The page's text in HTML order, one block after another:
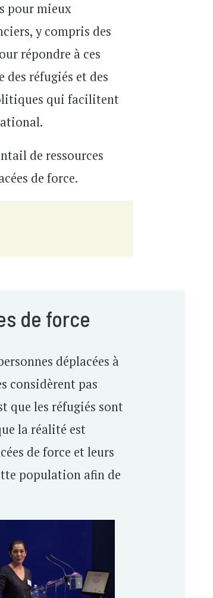
pour mieux
y compris des
répondre à ces
réfugiés et des
qui facilitent
de ressources
de force.
de force
déplacées à
considèrent pas
que les réfugiés sont
la réalité est
de force et leurs
population afin de